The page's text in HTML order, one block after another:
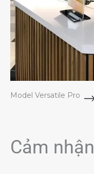
Model Versatile Pro
Cảm nhận